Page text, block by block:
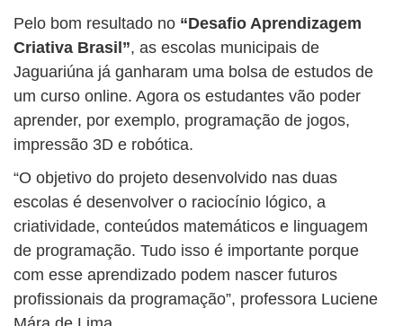
Pelo bom resultado no “Desafio Aprendizagem
Criativa Brasil”, as escolas municipais de
Jaguariúna já ganharam uma bolsa de estudos de
um curso online. Agora os estudantes vão poder
aprender, por exemplo, programação de jogos,
impressão 3D e robótica.
“O objetivo do projeto desenvolvido nas duas
escolas é desenvolver o raciocínio lógico, a
criatividade, conteúdos matemáticos e linguagem
de programação. Tudo isso é importante porque
com esse aprendizado podem nascer futuros
profissionais da programação”, professora Luciene